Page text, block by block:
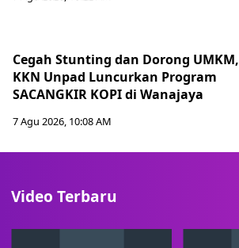
Cegah Stunting dan Dorong UMKM,
KKN Unpad Luncurkan Program
SACANGKIR KOPI di Wanajaya
7 Agu 2026, 10:08 AM
Video Terbaru